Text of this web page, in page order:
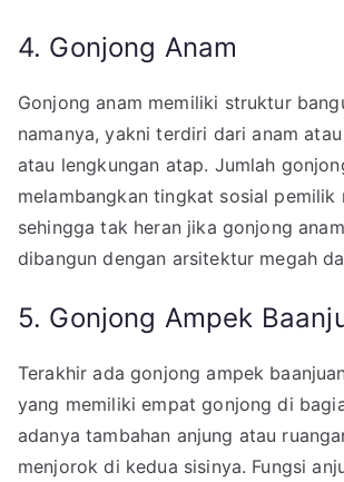
4. Gonjong Anam
Gonjong anam memiliki struktur
namanya, yakni terdiri dari anam
atau lengkungan atap. Jumlah
melambangkan tingkat sosial pemilik
sehingga tak heran jika gonjong
dibangun dengan arsitektur megah
5. Gonjong Ampek
Terakhir ada gonjong ampek
yang memiliki empat gonjong di
adanya tambahan anjung atau
menjorok di kedua sisinya. Fungsi